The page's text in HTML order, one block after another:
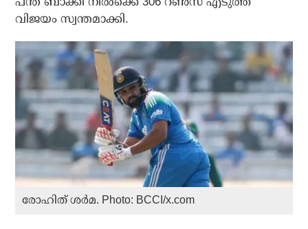
വിജയം സ്വന്തമാക്കി.
രോഹിത് ശര്‍മ. Photo: BCCI/x.com